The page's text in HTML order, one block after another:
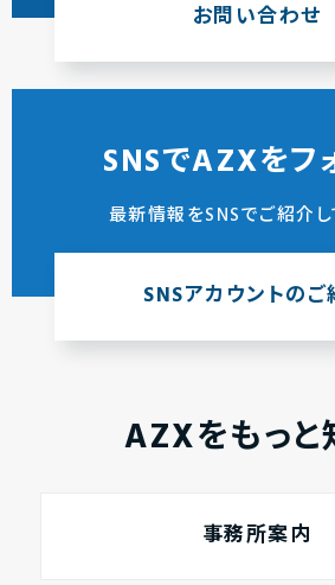
お問い合わせ
SNSでAZXをフ
最新情報をSNSでご紹介
SNSアカウントのご
AZXをもっと
事務所案内